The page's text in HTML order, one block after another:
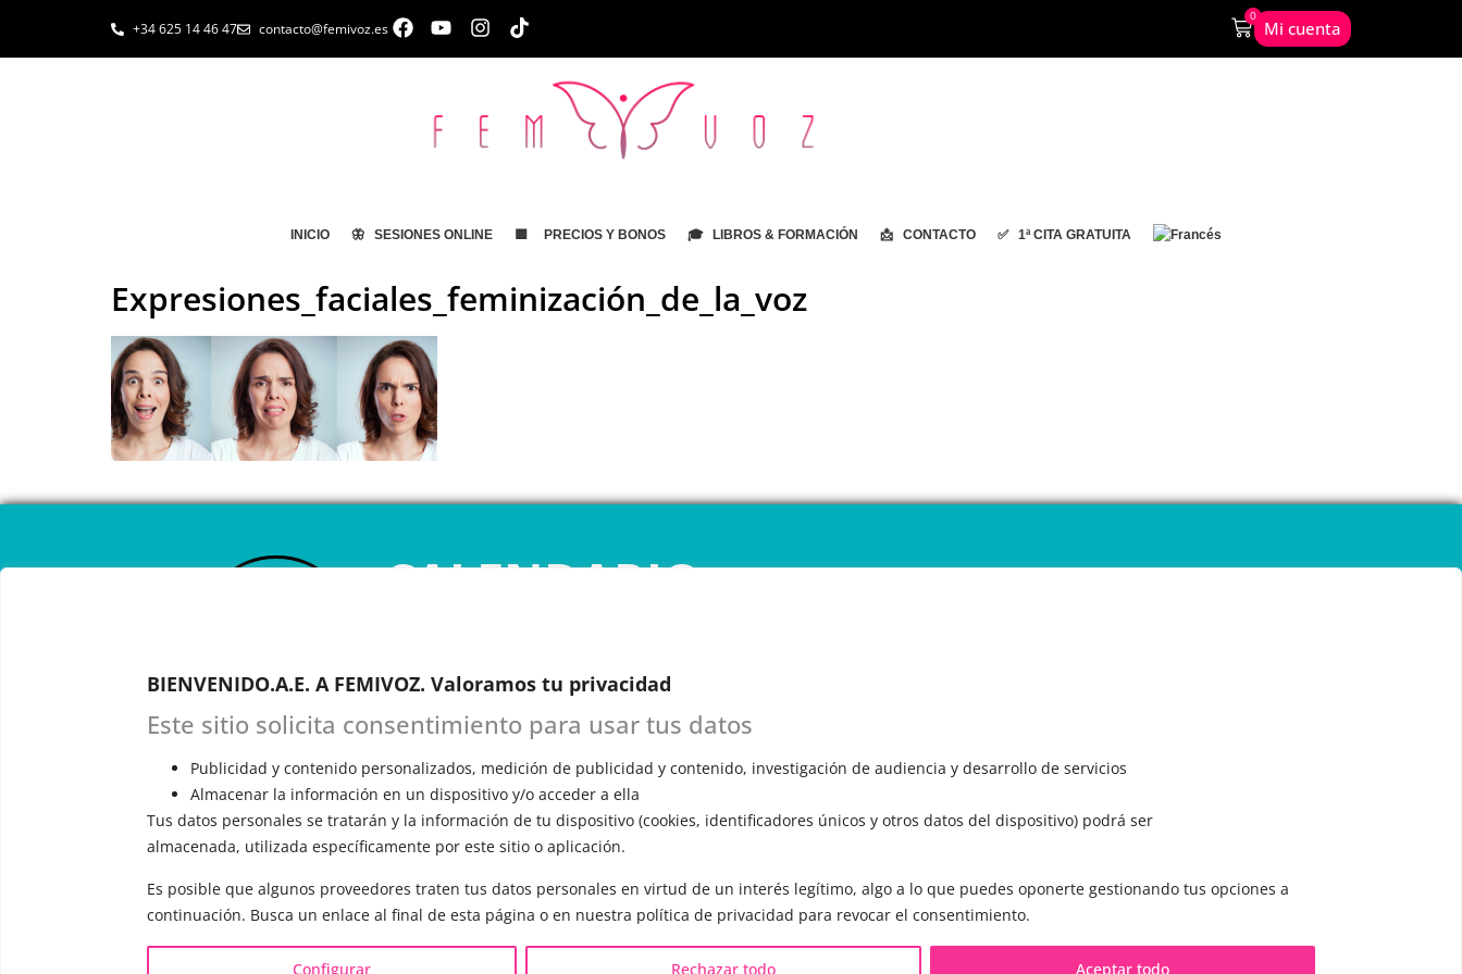
BIENVENIDO.A.E. A FEMIVOZ. Valoramos tu privacidad
Este sitio solicita consentimiento para usar tus datos
Publicidad y contenido personalizados, medición de publicidad y contenido, investigación de audiencia y desarrollo de servicios
Almacenar la información en un dispositivo y/o acceder a ella
Tus datos personales se tratarán y la información de tu dispositivo (cookies, identificadores únicos y otros datos del dispositivo) podrá ser
almacenada, utilizada específicamente por este sitio o aplicación.
Es posible que algunos proveedores traten tus datos personales en virtud de un interés legítimo, algo a lo que puedes oponerte gestionando tus opciones a
continuación. Busca un enlace al final de esta página o en nuestra política de privacidad para revocar el consentimiento.
Configurar Rechazar todo Aceptar todo
+34 625 14 46 47 contacto@femivoz.es
0
Mi cuenta
INICIO 🦋 SESIONES ONLINE 🟨 PRECIOS Y BONOS 🎓 LIBROS & FORMACIÓN 📩 CONTACTO ✅ 1ª CITA GRATUITA
Expresiones_faciales_feminización_de_la_voz
CALENDARIO
RESERVA TU 1ª CITA GRATUITA con Mariela
Astudillo. En esta primera cita, evaluará tu voz, te
explicará cómo funciona el entrenamiento vocal y
responderá a todas tus preguntas.
INFORMACIÓN
¿Quién es Mariela Astudillo?
VOCES LGBTQIA+ 🏳️‍🌈
▪️ Feminización de la voz
OTRAS SESIONES
▪️ Caracterización de la voz
CONTACTO Y CITAS